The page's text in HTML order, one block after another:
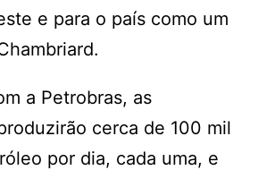
e para o país como um
a Petrobras, as
cerca de 100 mil
por dia, cada uma, e